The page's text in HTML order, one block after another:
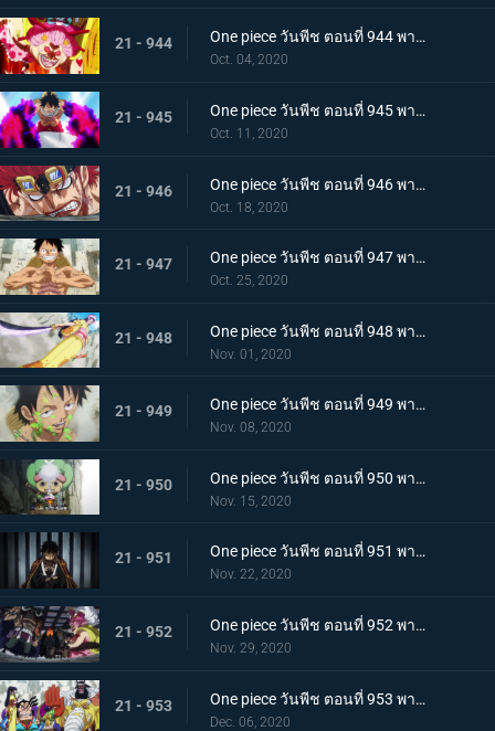
21 - 944 One piece วันพีช ตอนที่ 944 พากย์ไทย การมาของพายุ! บิ๊กมัมอาละวาด!
Oct. 04, 2020
21 - 945 One piece วันพีช ตอนที่ 945 พากย์ไทย ความแค้นถั่วแดงต้ม ลูฟี่เข้าตาจน
Oct. 11, 2020
21 - 946 One piece วันพีช ตอนที่ 946 พากย์ไทย หยุดยั้งสี่จักรพรรดิ! แผนการลับของควีน
Oct. 18, 2020
21 - 947 One piece วันพีช ตอนที่ 947 พากย์ไทย อาวุธทรงอานุภาพ! กระสุนโรคระบาดที่เล็งไปที่ลูฟี่
Oct. 25, 2020
21 - 948 One piece วันพีช ตอนที่ 948 พากย์ไทย เปิดฉากโต้กลับ! ลูฟี่และเหล่าซามูไรฝักดาบแดง!
Nov. 01, 2020
21 - 949 One piece วันพีช ตอนที่ 949 พากย์ไทย มาเพื่อชนะ! เสียงร้องที่สิ้นหวังของลูฟี่
Nov. 08, 2020
21 - 950 One piece วันพีช ตอนที่ 950 พากย์ไทย ความฝันของเหล่าทหาร! ลูฟี่ยึดครองอุด้ง!
Nov. 15, 2020
21 - 951 One piece วันพีช ตอนที่ 951 พากย์ไทย การไล่ล่าของโอโรจิ! หน่วยรบนินจา vs โซโล
Nov. 22, 2020
21 - 952 One piece วันพีช ตอนที่ 952 พากย์ไทย การเผชิญหน้าอย่างไม่คาดคิด! ของสี่จักรพรรดิทั้งสองคน
Nov. 29, 2020
21 - 953 One piece วันพีช ตอนที่ 953 พากย์ไทย คำสารภาพของฮิโยริ! พานพบอีกครั้งที่สะพานโออิฮิงิ
Dec. 06, 2020